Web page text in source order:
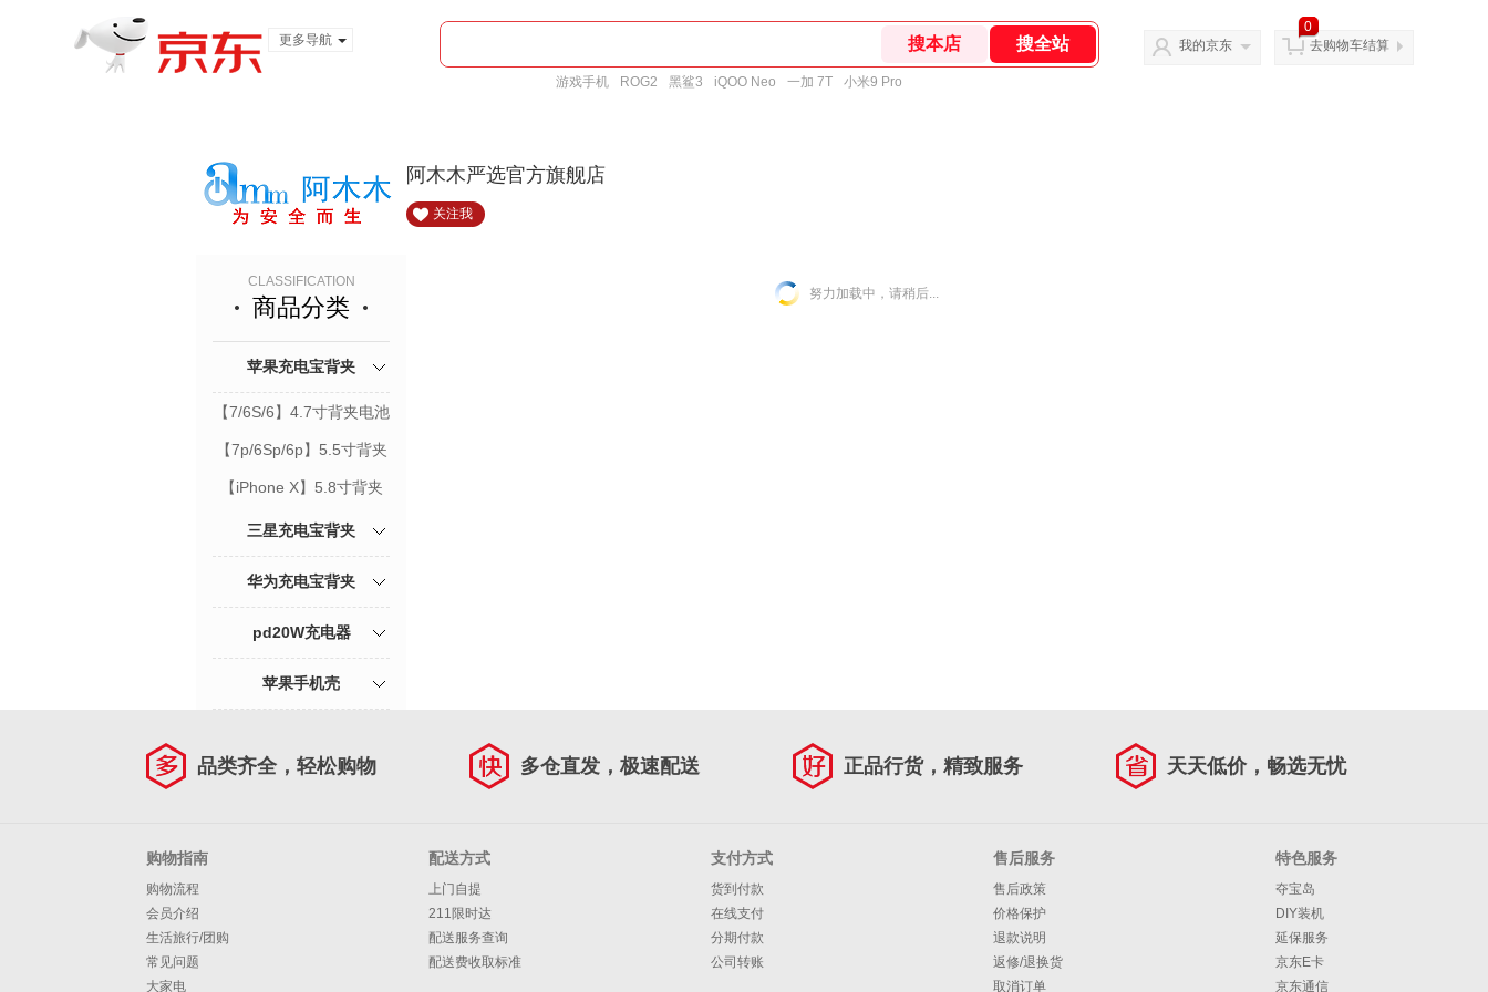
更多导航
游戏手机 ROG2 黑鲨3 iQOO Neo 一加 7T 小米9 Pro
我的京东
0
去购物车结算
阿木木严选官方旗舰店
关注我
CLASSIFICATION
商品分类
苹果充电宝背夹
【7/6S/6】4.7寸背夹电池
【7p/6Sp/6p】5.5寸背夹
电池
【iPhone X】5.8寸背夹
三星充电宝背夹
华为充电宝背夹
pd20W充电器
苹果手机壳
努力加载中，请稍后...
品类齐全，轻松购物 多仓直发，极速配送 正品行货，精致服务 天天低价，畅选无忧
购物指南
购物流程
会员介绍
生活旅行/团购
常见问题
大家电
配送方式
上门自提
211限时达
配送服务查询
配送费收取标准
支付方式
货到付款
在线支付
分期付款
公司转账
售后服务
售后政策
价格保护
退款说明
返修/退换货
取消订单
特色服务
夺宝岛
DIY装机
延保服务
京东E卡
京东通信